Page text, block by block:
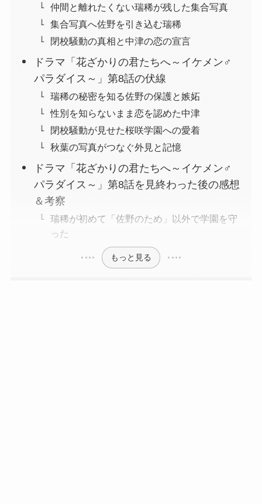
仲間と離れたくない瑞稀が残した集合写真
集合写真へ佐野を引き込む瑞稀
閉校騒動の真相と中津の恋の宣言
ドラマ「花ざかりの君たちへ～イケメン♂
パラダイス～」第8話の伏線
瑞稀の秘密を知る佐野の保護と嫉妬
性別を知らないまま恋を認めた中津
閉校騒動が見せた桜咲学園への愛着
秋葉の写真がつなぐ外見と記憶
ドラマ「花ざかりの君たちへ～イケメン♂
パラダイス～」第8話を見終わった後の感想
＆考察
瑞稀が初めて「佐野のため」以外で学園を守
った
もっと見る